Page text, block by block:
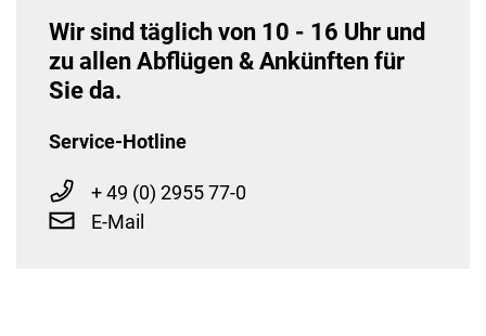
Wir sind täglich von 10 - 16 Uhr und
zu allen Abflügen & Ankünften für
Sie da.
Service-Hotline
+ 49 (0) 2955 77-0
E-Mail